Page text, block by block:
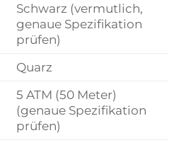
Schwarz (vermutlich,
genaue Spezifikation
prüfen)
Quarz
5 ATM (50 Meter)
(genaue Spezifikation
prüfen)